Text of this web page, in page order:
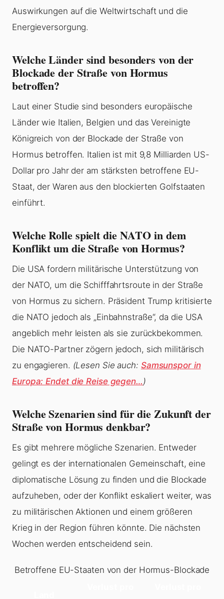
Auswirkungen auf die Weltwirtschaft und die
Energieversorgung.
Welche Länder sind besonders von der
Blockade der Straße von Hormus
betroffen?
Laut einer Studie sind besonders europäische
Länder wie Italien, Belgien und das Vereinigte
Königreich von der Blockade der Straße von
Hormus betroffen. Italien ist mit 9,8 Milliarden US-
Dollar pro Jahr der am stärksten betroffene EU-
Staat, der Waren aus den blockierten Golfstaaten
einführt.
Welche Rolle spielt die NATO in dem
Konflikt um die Straße von Hormus?
Die USA fordern militärische Unterstützung von
der NATO, um die Schifffahrtsroute in der Straße
von Hormus zu sichern. Präsident Trump kritisierte
die NATO jedoch als „Einbahnstraße“, da die USA
angeblich mehr leisten als sie zurückbekommen.
Die NATO-Partner zögern jedoch, sich militärisch
zu engagieren. (Lesen Sie auch: Samsunspor in
Europa: Endet die Reise gegen…)
Welche Szenarien sind für die Zukunft der
Straße von Hormus denkbar?
Es gibt mehrere mögliche Szenarien. Entweder
gelingt es der internationalen Gemeinschaft, eine
diplomatische Lösung zu finden und die Blockade
aufzuheben, oder der Konflikt eskaliert weiter, was
zu militärischen Aktionen und einem größeren
Krieg in der Region führen könnte. Die nächsten
Wochen werden entscheidend sein.
Betroffene EU-Staaten von der Hormus-Blockade